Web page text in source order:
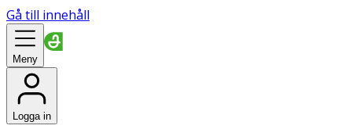
Gå till innehåll
Meny
Logga in